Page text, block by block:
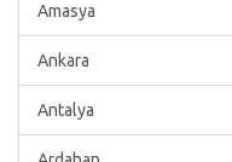
Amasya
Ankara
Antalya